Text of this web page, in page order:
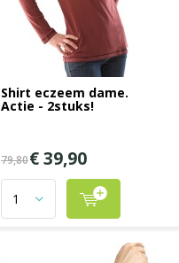
Shirt eczeem dame.
Actie - 2stuks!
79,80€ 39,90